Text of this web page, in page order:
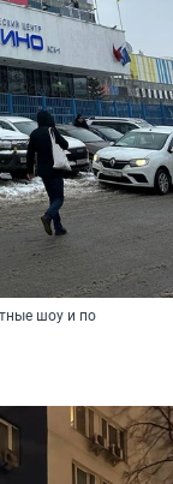
шоу и по